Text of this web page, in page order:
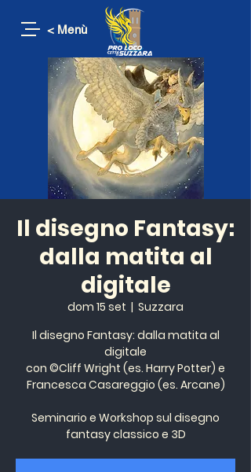
< Menù
Il disegno Fantasy:
dalla matita al
digitale
dom 15 set
  |
Suzzara
Il disegno Fantasy: dalla matita al
digitale
con ©Cliff Wright (es. Harry Potter) e
Francesca Casareggio (es. Arcane)
Seminario e Workshop sul disegno